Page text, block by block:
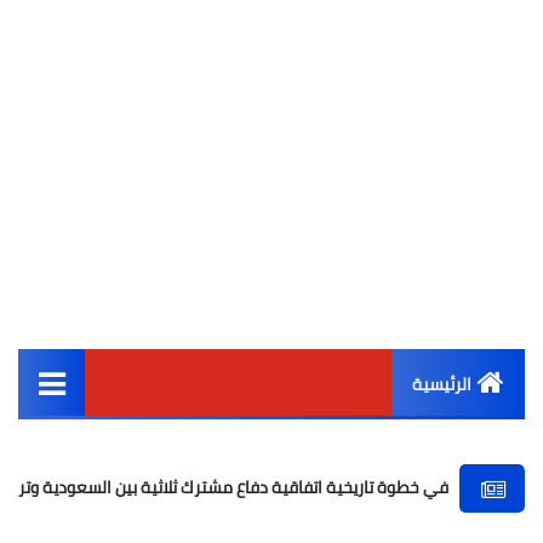
الرئيسية
أخبار مصر
خطوة تاريخية اتفاقية دفاع مشترك ثلاثية بين السعودية وتركيا وباكستان